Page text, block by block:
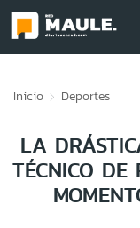
Inicio Deportes
LA
TÉCNICO DE